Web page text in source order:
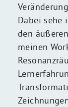
Dabei sehe
den
meinen